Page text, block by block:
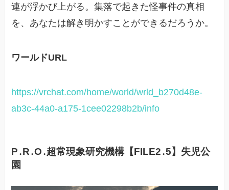
連が浮かび上がる。集落で起きた怪事件の真相
を、あなたは解き明かすことができるだろうか。
ワールドURL
https://vrchat.com/home/world/wrld_b270d48e-
ab3c-44a0-a175-1cee02298b2b/info
P․R․O․超常現象研究機構【FILE2․5】失児公
園